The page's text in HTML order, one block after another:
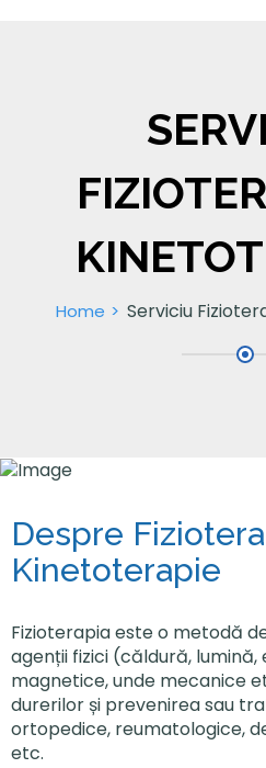
Home Serviciu
Despre
Kinetoterapie
Fizioterapia este o metodă
agenții fizici (căldură,
magnetice, unde mecanice
durerilor și prevenirea sau
ortopedice, reumatologice,
etc.